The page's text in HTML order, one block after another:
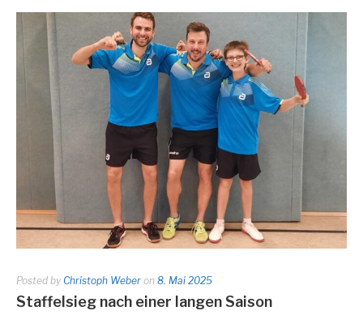
Posted by Christoph Weber on 8. Mai 2025
Staffelsieg nach einer langen Saison